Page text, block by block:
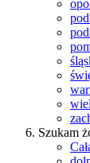
Szukam